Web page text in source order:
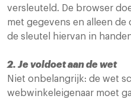
versleuteld. De browser
met gegevens en alleen
de sleutel hiervan in
2. Je voldoet aan de wet
Niet onbelangrijk: de wet
webwinkeleigenaar moet